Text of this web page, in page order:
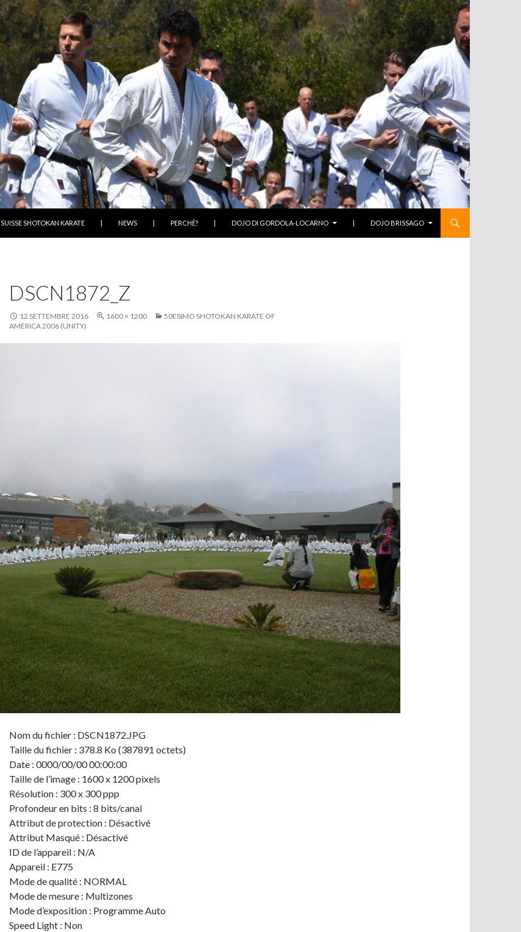
SUISSE SHOTOKAN KARATE
| NEWS | PERCHÈ? | DOJO DI GORDOLA-LOCARNO | DOJO BRISSAGO
DSCN1872_Z
12 SETTEMBRE 2016 1600 × 1200
50ESIMO SHOTOKAN KARATE OF
AMERICA 2006 (UNITY)
Nom du fichier : DSCN1872.JPG
Taille du fichier : 378.8 Ko (387891 octets)
Date : 0000/00/00 00:00:00
Taille de l’image : 1600 x 1200 pixels
Résolution : 300 x 300 ppp
Profondeur en bits : 8 bits/canal
Attribut de protection : Désactivé
Attribut Masqué : Désactivé
ID de l’appareil : N/A
Appareil : E775
Mode de qualité : NORMAL
Mode de mesure : Multizones
Mode d’exposition : Programme Auto
Speed Light : Non